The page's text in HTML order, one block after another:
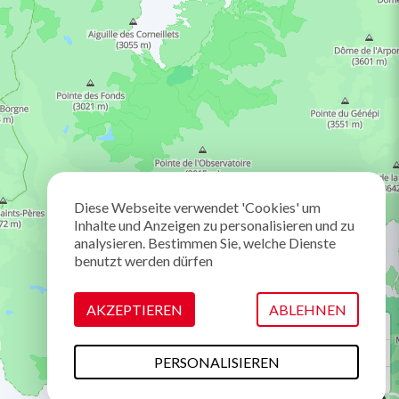
Diese Webseite verwendet 'Cookies' um
Inhalte und Anzeigen zu personalisieren und zu
analysieren. Bestimmen Sie, welche Dienste
benutzt werden dürfen
AKZEPTIEREN ABLEHNEN
PERSONALISIEREN